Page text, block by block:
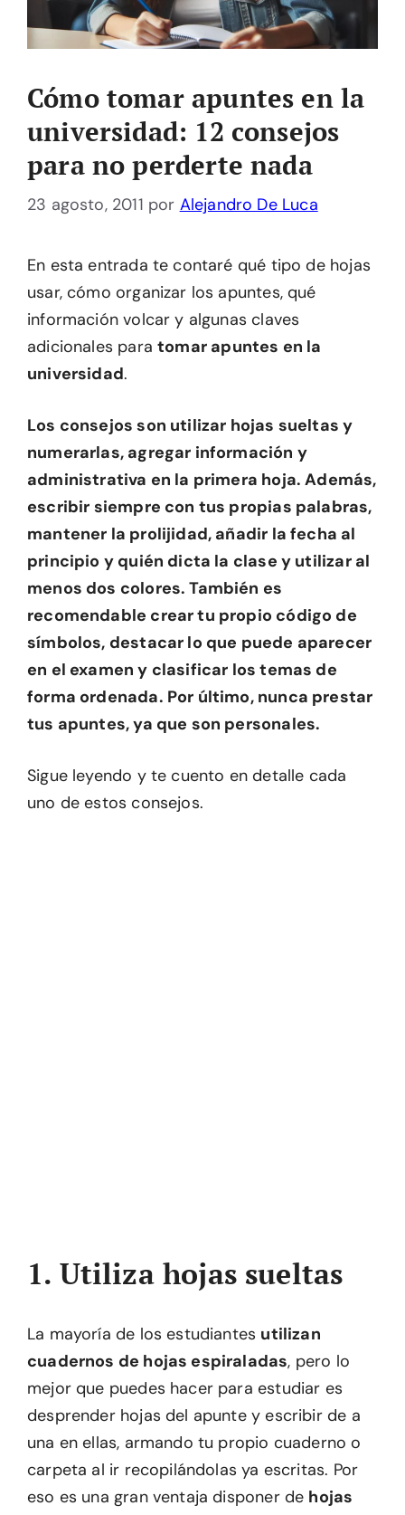
Cómo tomar apuntes en la
universidad: 12 consejos
para no perderte nada
23 agosto, 2011 por Alejandro De Luca
En esta entrada te contaré qué tipo de hojas
usar, cómo organizar los apuntes, qué
información volcar y algunas claves
adicionales paratomar apuntes en la
universidad.
Los consejos son utilizar hojas sueltas y
numerarlas, agregar información y
administrativa en la primera hoja. Además,
escribir siempre con tus propias palabras,
mantener la prolijidad, añadir la fecha al
principio y quién dicta la clase y utilizar al
menos dos colores. También es
recomendable crear tu propio código de
símbolos, destacar lo que puede aparecer
en el examen y clasificar los temas de
forma ordenada. Por último, nunca prestar
tus apuntes, ya que son personales.
Sigue leyendo y te cuento en detalle cada
uno de estos consejos.
1. Utiliza hojas sueltas
La mayoría de los estudiantes utilizan
cuadernos de hojas espiraladas, pero lo
mejor que puedes hacer para estudiar es
desprender hojas del apunte y escribir de a
una en ellas, armando tu propio cuaderno o
carpeta al ir recopilándolas ya escritas. Por
eso es una gran ventaja disponer de hojas